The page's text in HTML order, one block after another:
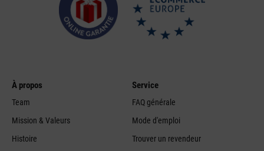
À propos
Team
Mission & Valeurs
Histoire
Service
FAQ générale
Mode d'emploi
Trouver un revendeur